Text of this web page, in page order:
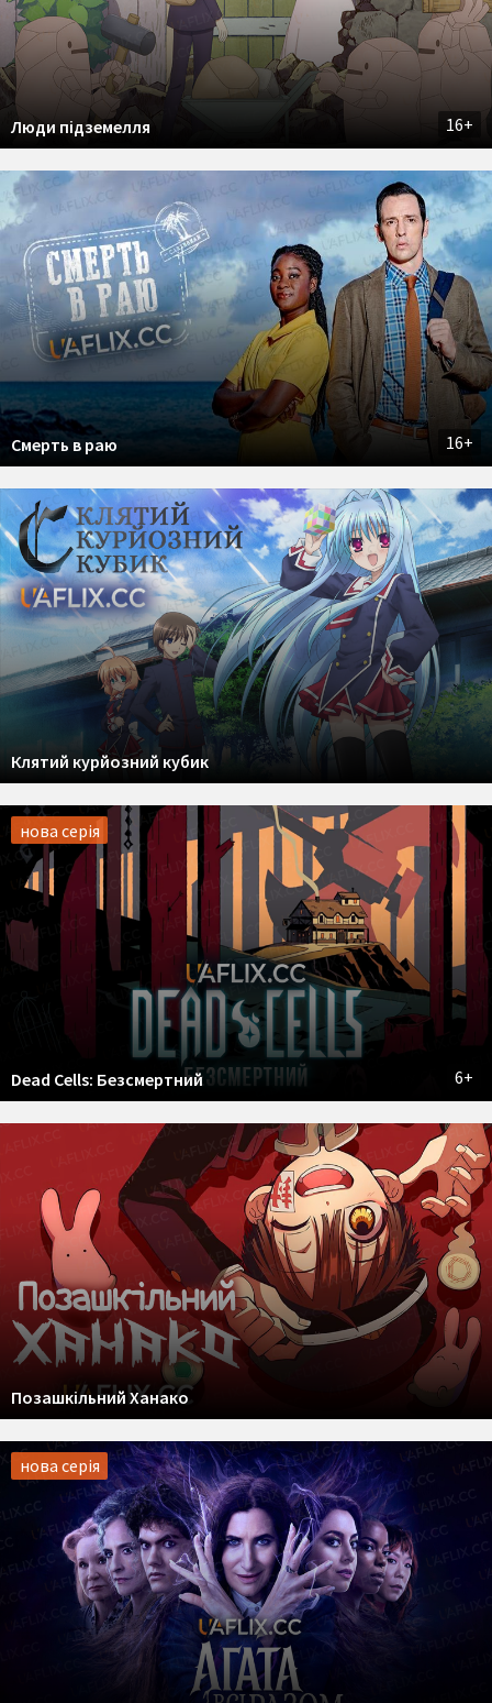
16+
Люди підземелля
16+
Смерть в раю
Клятий курйозний кубик
нова серія
6+
Dead Cells: Безсмертний
Позашкільний Ханако
нова серія